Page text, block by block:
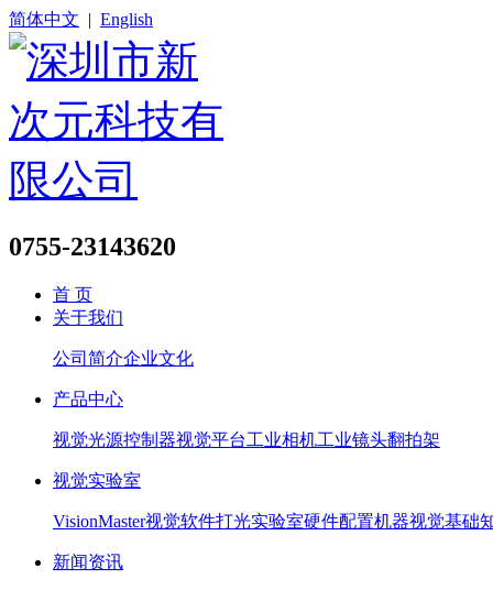
简体中文 | English
0755-23143620
首 页
关于我们
公司简介企业文化
产品中心
视觉光源控制器视觉平台工业相机工业镜头翻拍架
视觉实验室
VisionMaster视觉软件打光实验室硬件配置机器视觉基础
新闻资讯